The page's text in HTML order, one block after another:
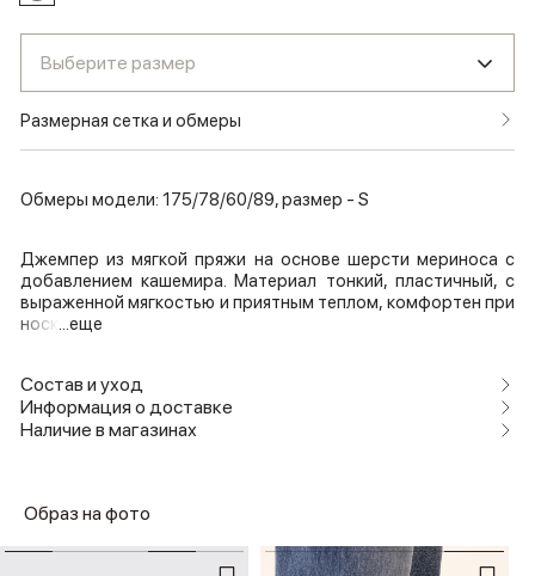
Выберите размер
Размерная сетка и обмеры
Обмеры модели: 175/78/60/89, размер - S
Джемпер из мягкой пряжи на основе шерсти мериноса с
добавлением кашемира. Материал тонкий, пластичный, с
выраженной мягкостью и приятным теплом, комфортен при
носк ...еще
Состав и уход
Информация о доставке
Наличие в магазинах
Образ на фото